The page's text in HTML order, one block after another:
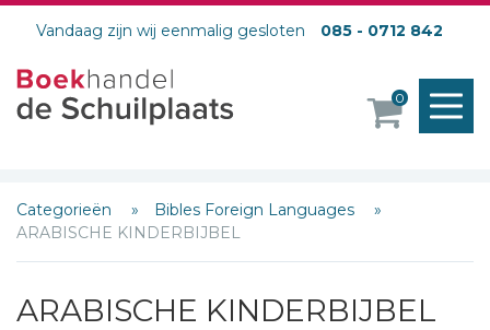
Vandaag zijn wij eenmalig gesloten 085 - 0712 842
0
Categorieën
Bibles Foreign Languages
ARABISCHE KINDERBIJBEL
ARABISCHE KINDERBIJBEL